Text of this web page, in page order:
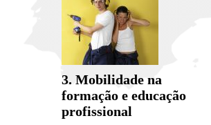
3. Mobilidade na
formação e educação
profissional